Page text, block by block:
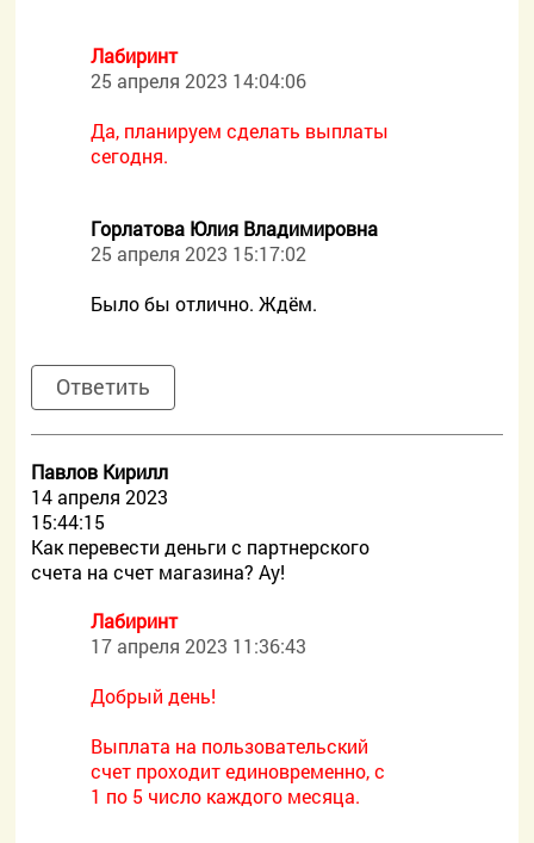
Лабиринт
25 апреля 2023 14:04:06
Да, планируем сделать выплаты
сегодня.
Горлатова Юлия Владимировна
25 апреля 2023 15:17:02
Было бы отлично. Ждём.
Ответить
Павлов Кирилл
14 апреля 2023
15:44:15
Как перевести деньги с партнерского
счета на счет магазина? Ау!
Лабиринт
17 апреля 2023 11:36:43
Добрый день!
Выплата на пользовательский
счет проходит единовременно, с
1 по 5 число каждого месяца.